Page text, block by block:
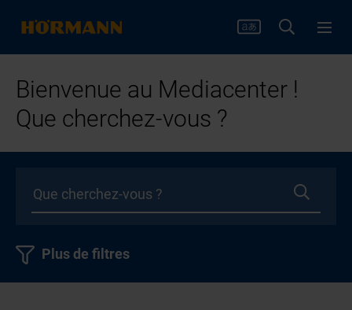
Bienvenue au Mediacenter !
Que cherchez-vous ?
Plus de filtres